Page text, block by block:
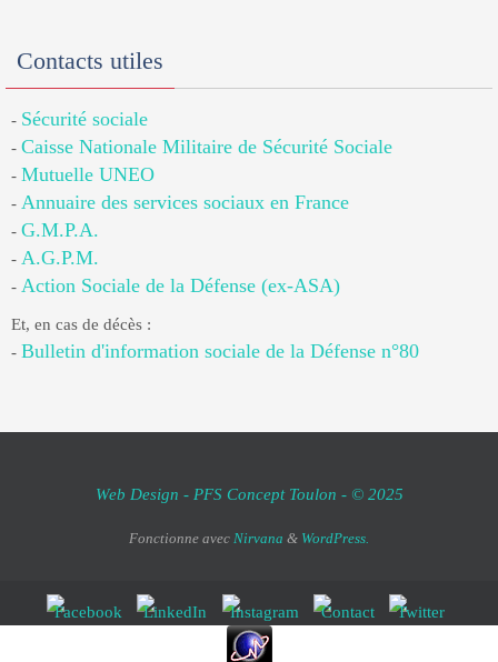
Contacts utiles
- Sécurité sociale
- Caisse Nationale Militaire de Sécurité Sociale
- Mutuelle UNEO
- Annuaire des services sociaux en France
- G.M.P.A.
- A.G.P.M.
- Action Sociale de la Défense (ex-ASA)
Et, en cas de décès :
- Bulletin d'information sociale de la Défense n°80
Web Design - PFS Concept Toulon - © 2025
Fonctionne avec Nirvana & WordPress.